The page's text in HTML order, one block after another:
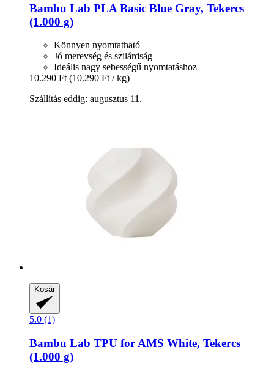
Bambu Lab PLA Basic Blue Gray, Tekercs
(1.000 g)
Könnyen nyomtatható
Jó merevség és szilárdság
Ideális nagy sebességű nyomtatáshoz
10.290 Ft (10.290 Ft / kg)
Szállítás eddig: augusztus 11.
Kosár
5.0 (1)
Bambu Lab TPU for AMS White, Tekercs
(1.000 g)